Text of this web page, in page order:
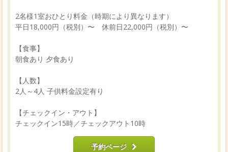
2名様1室おひとり料金（時期により異なります）
平日18,000円（税別）〜 休前日22,000円（税別）〜
【食事】
朝食あり 夕食あり
【人数】
2人～4人 子供料金設定有り
【チェックイン・アウト】
チェックイン15時／チェックアウト10時
予約ページ